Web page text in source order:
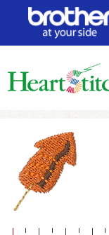
ログイン/新規会員登録
ジャンルから探す